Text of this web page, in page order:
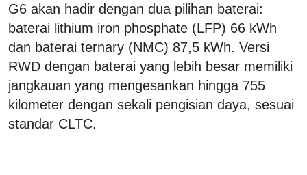
G6 akan hadir dengan dua pilihan baterai:
baterai lithium iron phosphate (LFP) 66 kWh
dan baterai ternary (NMC) 87,5 kWh. Versi
RWD dengan baterai yang lebih besar memiliki
jangkauan yang mengesankan hingga 755
kilometer dengan sekali pengisian daya, sesuai
standar CLTC.